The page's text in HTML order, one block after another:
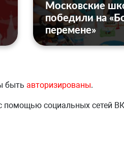
Московские
победили на
перемене»
быть авторизированы.
помощью социальных сетей